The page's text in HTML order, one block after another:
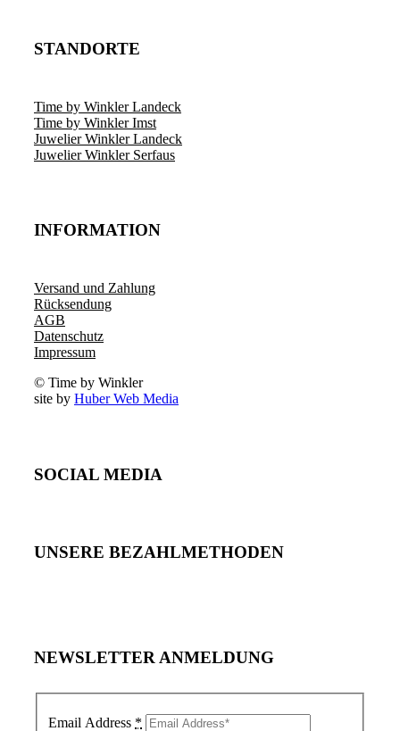
STANDORTE
Time by Winkler Landeck
Time by Winkler Imst
Juwelier Winkler Landeck
Juwelier Winkler Serfaus
INFORMATION
Versand und Zahlung
Rücksendung
AGB
Datenschutz
Impressum
© Time by Winkler
site by Huber Web Media
SOCIAL MEDIA
UNSERE BEZAHLMETHODEN
NEWSLETTER ANMELDUNG
Email Address *